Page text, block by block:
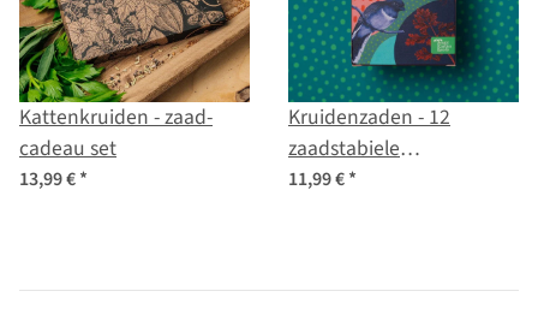
Kattenkruiden - zaad-
cadeau set
13,99 €*
Kruidenzaden - 12
zaadstabiele
keukenkruidenvariëteiten
11,99 €*